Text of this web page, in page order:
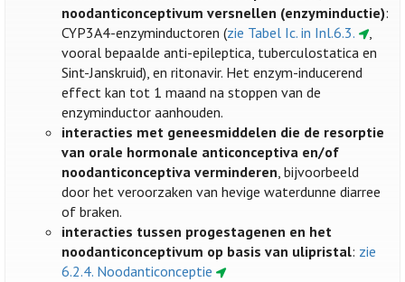
noodanticonceptivum versnellen (enzyminductie):
CYP3A4-enzyminductoren (zie Tabel Ic. in Inl.6.3.
,
vooral bepaalde anti-epileptica, tuberculostatica en
Sint-Janskruid), en ritonavir. Het enzym-inducerend
effect kan tot 1 maand na stoppen van de
enzyminductor aanhouden.
interacties met geneesmiddelen die de resorptie
van orale hormonale anticonceptiva en/of
noodanticonceptiva verminderen, bijvoorbeeld
door het veroorzaken van hevige waterdunne diarree
of braken.
interacties tussen progestagenen en het
noodanticonceptivum op basis van ulipristal: zie
6.2.4. Noodanticonceptie